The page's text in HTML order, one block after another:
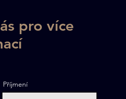
materiál pro
pro více
Příjmení